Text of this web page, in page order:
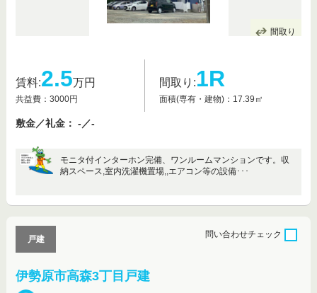
間取り
賃料:2.5万円
共益費：3000円
間取り:1R
面積(専有・建物)：17.39㎡
敷金／礼金： -／-
モニタ付インターホン完備、ワンルームマンションです。収
納スペース,室内洗濯機置場,,エアコン等の設備･･･
伊勢原市高森3丁目戸建
戸建
問い合わせチェック